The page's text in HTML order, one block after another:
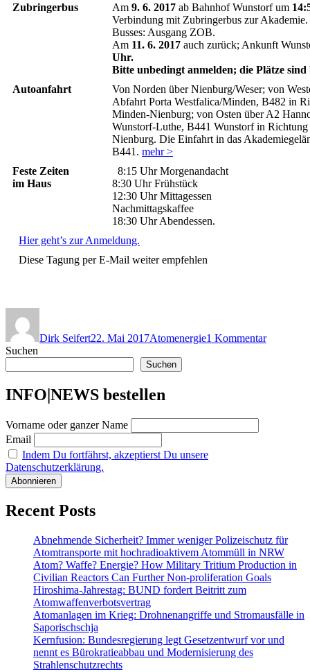
Zubringerbus
Am 9. 6. 2017 ab Bahnhof Wunstorf um
Verbindung mit Zubringerbus zur
Busses: Ausgang ZOB.
Am 11. 6. 2017 auch zurück; Ankunft
Uhr.
Bitte unbedingt anmelden; die Plätze sind
Autoanfahrt
Von Norden über Nienburg/Weser; von
Abfahrt Porta Westfalica/Minden, B482 in
Minden-Nienburg; von Osten über A2
Wunstorf-Luthe, B441 Wunstorf in Richtung
Nienburg. Die Einfahrt in das
B441. mehr >
Feste Zeiten
im Haus
8:15 Uhr Morgenandacht
8:30 Uhr Frühstück
12:30 Uhr Mittagessen
Nachmittagskaffee
18:30 Uhr Abendessen.
Hier geht’s zur Anmeldung.
Diese Tagung per E-Mail weiter empfehlen
Dirk Seifert22. Mai 2017Atomenergie1 KommentarAkademie
Suchen
Suchen
INFO|NEWS bestellen
Vorname oder ganzer Name
Email
Indem Du fortfährst, akzeptierst Du unsere
Datenschutzerklärung.
Recent Posts
Abnehmende Sicherheit? Immer weniger Polizeischutz für
Atomtransporte mit hochradioaktivem Atommüll in NRW
Atom? Waffe? Energie? How Military Tritium Production in
Civilian Reactors Can Further Non-proliferation Goals
Hiroshima-Jahrestag: BUND fordert Beitritt zum
Atomwaffenverbotsvertrag
Atomanlagen im Krieg: Drohnenangriffe und Stromausfälle in
Saporischschja
Kernfusion: Bundesregierung legt Gesetzentwurf vor und
nennt es Bürokratieabbau und Modernisierung des
Strahlenschutzrechts